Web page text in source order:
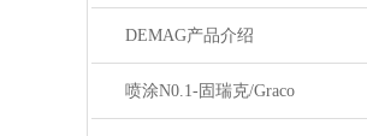
DEMAG产品介绍
喷涂N0.1-固瑞克/Graco